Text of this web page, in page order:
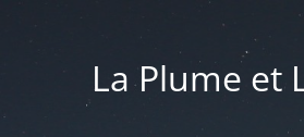
La Plume et